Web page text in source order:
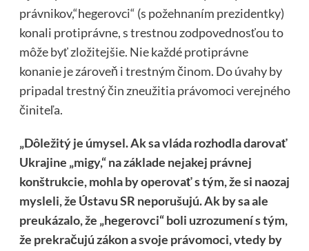
právnikov,“hegerovci“ (s požehnaním prezidentky)
konali protiprávne, s trestnou zodpovednosťou to
môže byť zložitejšie. Nie každé protiprávne
konanie je zároveň i trestným činom. Do úvahy by
pripadal trestný čin zneužitia právomoci verejného
činiteľa.
„Dôležitý je úmysel. Ak sa vláda rozhodla darovať
Ukrajine „migy,“ na základe nejakej právnej
konštrukcie, mohla by operovať s tým, že si naozaj
mysleli, že Ústavu SR neporušujú. Ak by sa ale
preukázalo, že „hegerovci“ boli uzrozumení s tým,
že prekračujú zákon a svoje právomoci, vtedy by